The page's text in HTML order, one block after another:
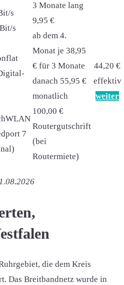
s
s
7
3 Monate lang
9,95 €
ab dem 4.
Monat je 38,95
€ für 3 Monate
danach 55,95 €
monatlich
100,00 €
Routergutschrift
(bei
Routermiete)
44,20 €
effektiv
weiter
die dem Kreis
Das Breitbandnetz wurde in